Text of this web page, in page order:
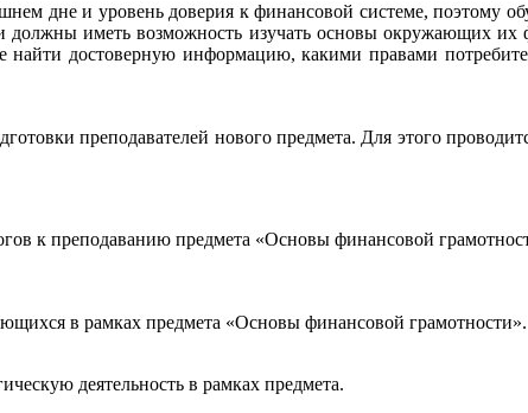
дне и уровень доверия к финансовой системе, поэтому
иметь возможность изучать основы окружающих их
достоверную информацию, какими правами
преподавателей нового предмета. Для этого
к преподаванию предмета «Основы финансовой
в рамках предмета «Основы финансовой грамотности».
деятельность в рамках предмета.